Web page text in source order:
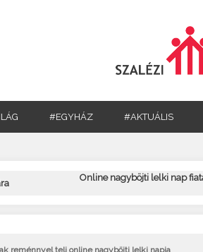
#EGYHÁZ #AKTUÁLIS
Online nagyböjti lelki nap
reménnyel teli online nagyböjti lelki napja